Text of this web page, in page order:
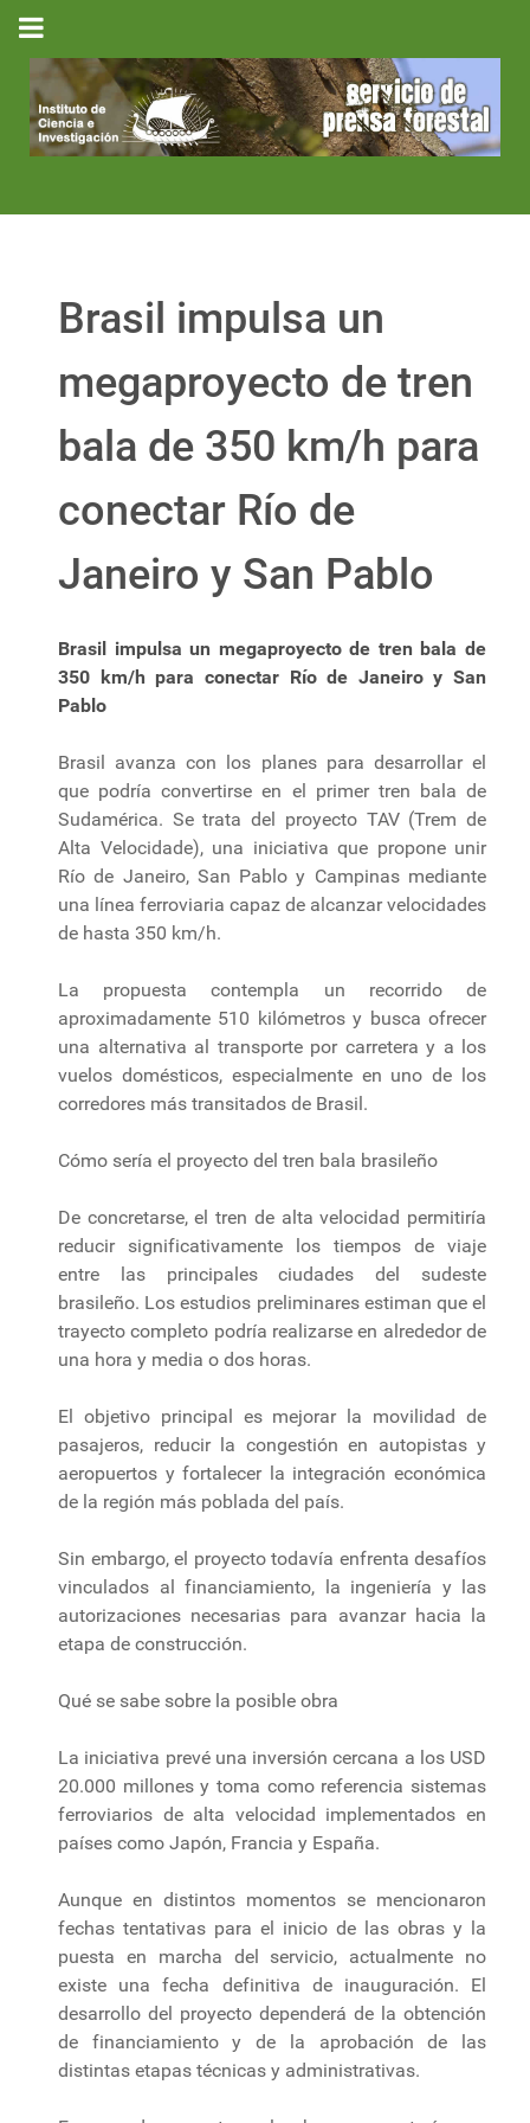
Brasil impulsa un
megaproyecto de tren
bala de 350 km/h para
conectar Río de
Janeiro y San Pablo
Brasil impulsa un megaproyecto de tren bala de
350 km/h para conectar Río de Janeiro y San
Pablo
Brasil avanza con los planes para desarrollar el
que podría convertirse en el primer tren bala de
Sudamérica. Se trata del proyecto TAV (Trem de
Alta Velocidade), una iniciativa que propone unir
Río de Janeiro, San Pablo y Campinas mediante
una línea ferroviaria capaz de alcanzar velocidades
de hasta 350 km/h.
La propuesta contempla un recorrido de
aproximadamente 510 kilómetros y busca ofrecer
una alternativa al transporte por carretera y a los
vuelos domésticos, especialmente en uno de los
corredores más transitados de Brasil.
Cómo sería el proyecto del tren bala brasileño
De concretarse, el tren de alta velocidad permitiría
reducir significativamente los tiempos de viaje
entre las principales ciudades del sudeste
brasileño. Los estudios preliminares estiman que el
trayecto completo podría realizarse en alrededor de
una hora y media o dos horas.
El objetivo principal es mejorar la movilidad de
pasajeros, reducir la congestión en autopistas y
aeropuertos y fortalecer la integración económica
de la región más poblada del país.
Sin embargo, el proyecto todavía enfrenta desafíos
vinculados al financiamiento, la ingeniería y las
autorizaciones necesarias para avanzar hacia la
etapa de construcción.
Qué se sabe sobre la posible obra
La iniciativa prevé una inversión cercana a los USD
20.000 millones y toma como referencia sistemas
ferroviarios de alta velocidad implementados en
países como Japón, Francia y España.
Aunque en distintos momentos se mencionaron
fechas tentativas para el inicio de las obras y la
puesta en marcha del servicio, actualmente no
existe una fecha definitiva de inauguración. El
desarrollo del proyecto dependerá de la obtención
de financiamiento y de la aprobación de las
distintas etapas técnicas y administrativas.